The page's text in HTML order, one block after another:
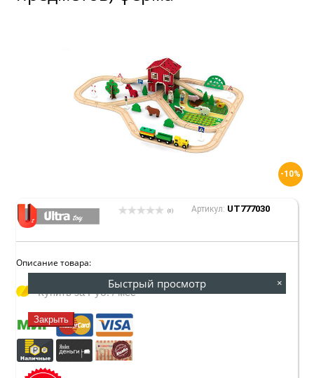
-10%
(0) Артикул: UT777030
Описание товара:
Купить заРуб. / мес
Быстрый просмотр ×
Закрыть